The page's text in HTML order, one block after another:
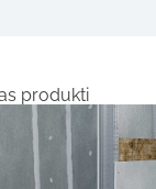
produkti